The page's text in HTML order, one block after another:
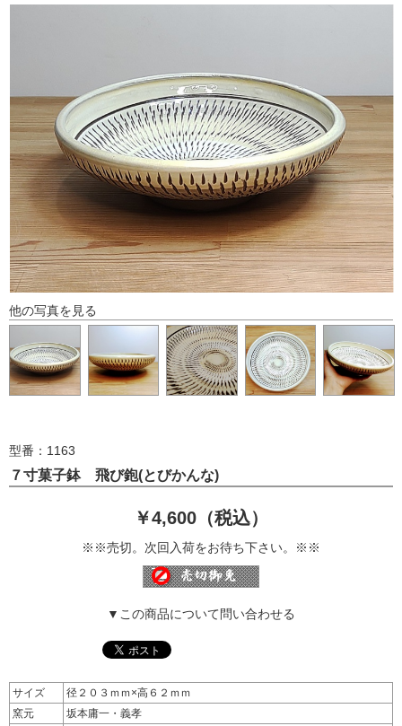
他の写真を見る
型番：1163
７寸菓子鉢 飛び鉋(とびかんな)
￥4,600（税込）
※※売切。次回入荷をお待ち下さい。※※
▼この商品について問い合わせる
サイズ
径２０３ｍｍ×高６２ｍｍ
窯元
坂本庸一・義孝